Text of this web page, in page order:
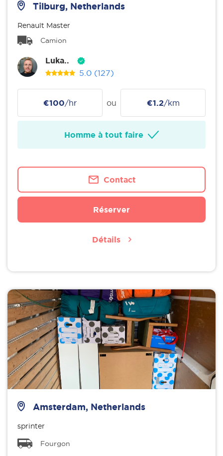
Tilburg, Netherlands
Renault Master
Camion
Luka..
5.0 (127)
€100/hr ou €1.2/km
Homme à tout faire
Contact
Réserver
Détails
Amsterdam, Netherlands
sprinter
Fourgon